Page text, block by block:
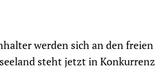
werden sich an den freien
steht jetzt in Konkurrenz